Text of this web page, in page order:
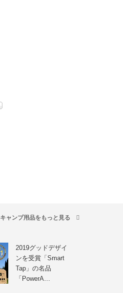
キャンプ用品をもっと見る
2019グッドデザイ
ンを受賞「Smart
Tap」の名品
「PowerA…